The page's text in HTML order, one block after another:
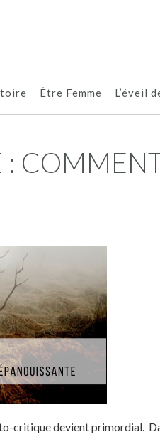
Être Femme L’éveil
:
critique devient primordial.